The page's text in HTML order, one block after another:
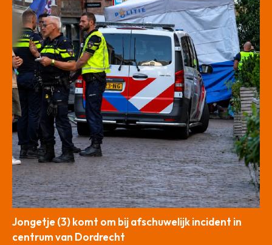
Jongetje (3) komt om bij afschuwelijk incident in
centrum van Dordrecht